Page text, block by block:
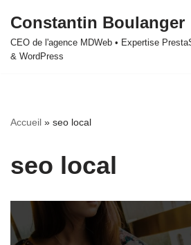
Aller
au
Constantin Boulanger
CEO de l'agence MDWeb • Expertise
& WordPress
Accueil » seo local
seo local